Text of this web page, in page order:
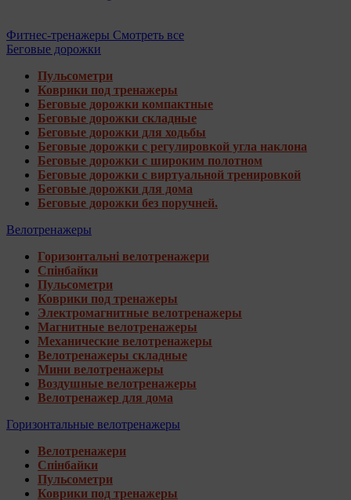
Фитнес-тренажеры Смотреть все
Беговые дорожки
Пульсометри
Коврики под тренажеры
Беговые дорожки компактные
Беговые дорожки складные
Беговые дорожки для ходьбы
Беговые дорожки с регулировкой угла наклона
Беговые дорожки с широким полотном
Беговые дорожки с виртуальной тренировкой
Беговые дорожки для дома
Беговые дорожки без поручней.
Велотренажеры
Горизонтальні велотренажери
Спінбайки
Пульсометри
Коврики под тренажеры
Электромагнитные велотренажеры
Магнитные велотренажеры
Механические велотренажеры
Велотренажеры складные
Мини велотренажеры
Воздушные велотренажеры
Велотренажер для дома
Горизонтальные велотренажеры
Велотренажери
Спінбайки
Пульсометри
Коврики под тренажеры